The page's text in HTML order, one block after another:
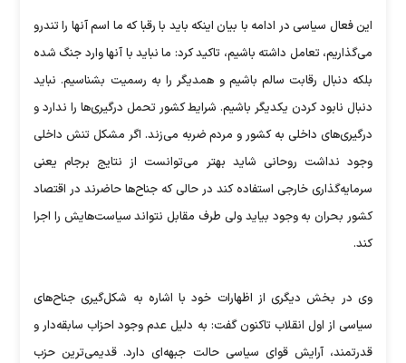
این فعال سیاسی در ادامه با بیان اینکه باید با رقبا که ما اسم آنها را تندرو
می‌گذاریم، تعامل داشته باشیم، تاکید کرد: ما نباید با آنها وارد جنگ شده
بلکه دنبال رقابت سالم باشیم و همدیگر را به رسمیت بشناسیم. نباید
دنبال نابود کردن یکدیگر باشیم. شرایط کشور تحمل درگیری‌ها را ندارد و
درگیری‌های داخلی به کشور و مردم ضربه می‌زند. اگر مشکل تنش داخلی
وجود نداشت روحانی شاید بهتر می‌توانست از نتایج برجام یعنی
سرمایه‌گذاری خارجی استفاده کند در حالی که جناح‌ها حاضرند در اقتصاد
کشور بحران به وجود بیاید ولی طرف مقابل نتواند سیاست‌هایش را اجرا
کند.
وی در بخش دیگری از اظهارات خود با اشاره به شکل‌گیری جناح‌های
سیاسی از اول انقلاب تاکنون گفت: به دلیل عدم وجود احزاب سابقه‌دار و
قدرتمند، آرایش قوای سیاسی حالت جبهه‌ای دارد. قدیمی‌ترین حزب